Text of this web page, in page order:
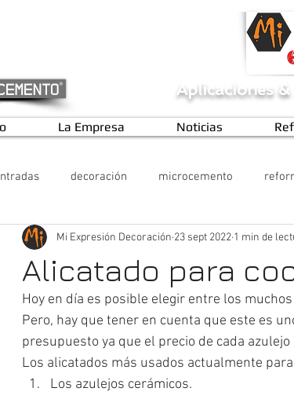
Aplicaciones &
La Empresa Noticias
decoración microcemento
Alicatado para
Mi Expresión Decoración 23 sept 2022 1 min de
Hoy en día es posible elegir entre los
Pero, hay que tener en cuenta que este es
presupuesto ya que el precio de cada azulejo
Los alicatados más usados actualmente
Los azulejos cerámicos.